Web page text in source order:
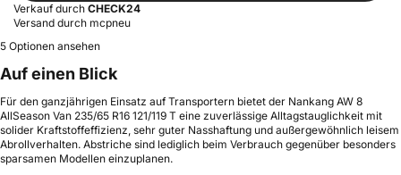
Verkauf durch CHECK24
Versand durch mcpneu
5 Optionen ansehen
Auf einen Blick
Für den ganzjährigen Einsatz auf Transportern bietet der Nankang AW 8
AllSeason Van 235/65 R16 121/119 T eine zuverlässige Alltagstauglichkeit mit
solider Kraftstoffeffizienz, sehr guter Nasshaftung und außergewöhnlich leisem
Abrollverhalten. Abstriche sind lediglich beim Verbrauch gegenüber besonders
sparsamen Modellen einzuplanen.